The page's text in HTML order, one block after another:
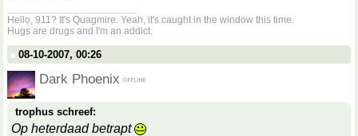
Hello, 911? It's Quagmire. Yeah, it's caught in the window this time.
Hugs are drugs and I'm an addict.
08-10-2007, 00:26
Dark Phoenix
trophus schreef:
Op heterdaad betrapt